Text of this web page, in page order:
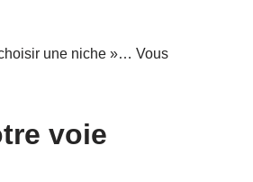
une niche »… Vous
voie